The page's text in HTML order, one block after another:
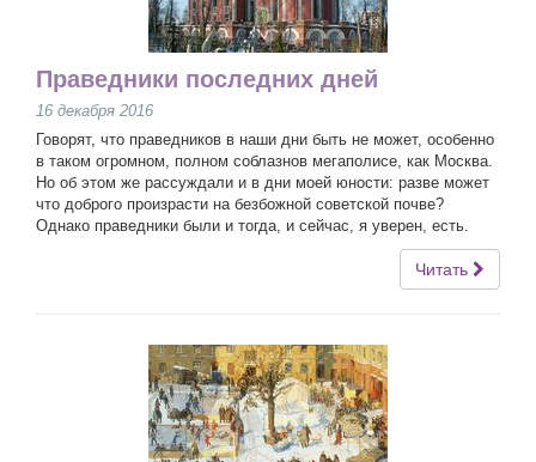
Праведники последних дней
16 декабря 2016
Говорят, что праведников в наши дни быть не может, особенно
в таком огромном, полном соблазнов мегаполисе, как Москва.
Но об этом же рассуждали и в дни моей юности: разве может
что доброго произрасти на безбожной советской почве?
Однако праведники были и тогда, и сейчас, я уверен, есть.
Читать